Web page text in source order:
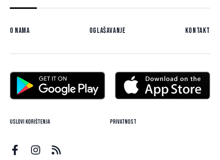
O nama Oglašavanje Kontakt
Uslovi korištenja Privatnost